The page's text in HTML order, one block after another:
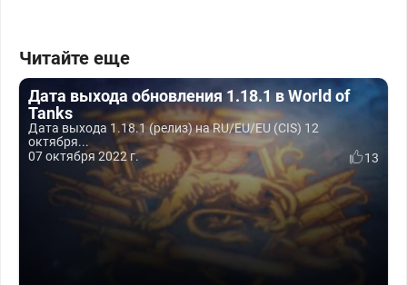
Читайте еще
Дата выхода обновления 1.18.1 в World of
Tanks
Дата выхода 1.18.1 (релиз) на RU/EU/EU (CIS) 12
октября...
07 октября 2022 г.
13